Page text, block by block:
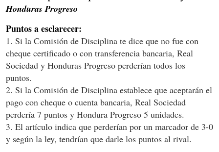
Honduras Progreso
Puntos a esclarecer:
1. Si la Comisión de Disciplina te dice que no fue con
cheque certificado o con transferencia bancaria, Real
Sociedad y Honduras Progreso perderían todos los
puntos.
2. Si la Comisión de Disciplina establece que aceptarán el
pago con cheque o cuenta bancaria, Real Sociedad
perdería 7 puntos y Hondura Progreso 5 unidades.
3. El artículo indica que perderían por un marcador de 3-0
y según la ley, tendrían que darle los puntos al rival.